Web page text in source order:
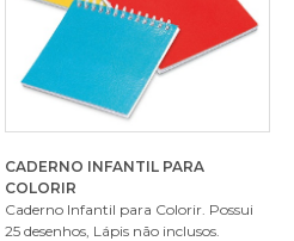
CADERNO INFANTIL PARA
COLORIR
Caderno Infantil para Colorir. Possui
25 desenhos, Lápis não inclusos.